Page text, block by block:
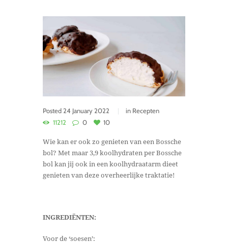
Posted 24 January 2022 in Recepten
11212
0 10
Wie kan er ook zo genieten van een Bossche
bol? Met maar 3,9 koolhydraten per Bossche
bol kan jij ook in een koolhydraatarm dieet
genieten van deze overheerlijke traktatie!
INGREDIËNTEN:
Voor de ‘soesen’: